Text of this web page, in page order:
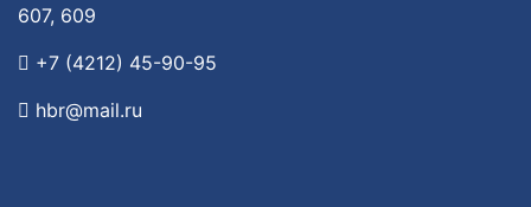
607, 609
+7 (4212) 45-90-95
hbr@mail.ru